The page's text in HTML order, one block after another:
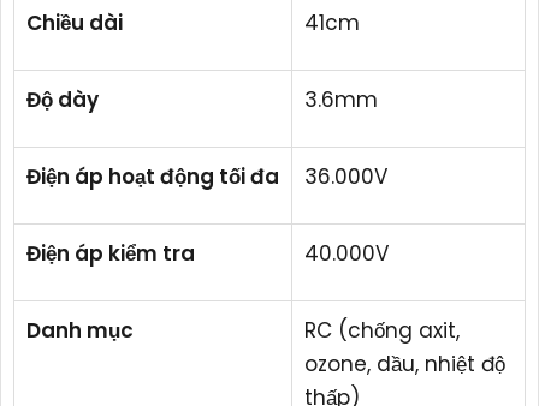
Chiều dài 41cm
Độ dày 3.6mm
Điện áp hoạt động tối đa 36.000V
Điện áp kiểm tra 40.000V
Danh mục
RC (chống axit,
ozone, dầu, nhiệt độ
thấp)